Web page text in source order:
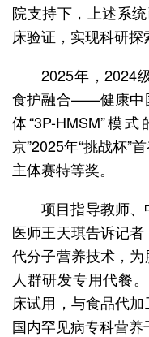
院支持下，上述系
床验证，实现科研探
2025年，2024
食护融合——健康中
体“3P-HMSM”模
京”2025年“挑战杯”
主体赛特等奖。
项目指导教师
医师王天琪告诉记
代分子营养技术，
人群研发专用代餐
床试用，与食品代
国内罕见病专科营养